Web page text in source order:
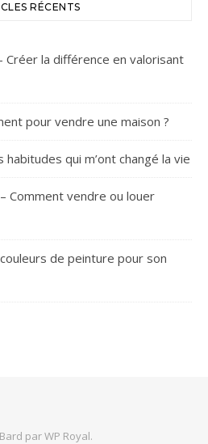
RÉCENTS
la différence en valorisant
pour vendre une maison ?
habitudes qui m’ont changé la vie
Comment vendre ou louer
de peinture pour son
parWP Royal.